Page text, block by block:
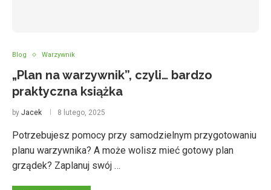
Blog Warzywnik
„Plan na warzywnik”, czyli… bardzo
praktyczna książka
by Jacek 8 lutego, 2025
Potrzebujesz pomocy przy samodzielnym przygotowaniu
planu warzywnika? A może wolisz mieć gotowy plan
grządek? Zaplanuj swój …